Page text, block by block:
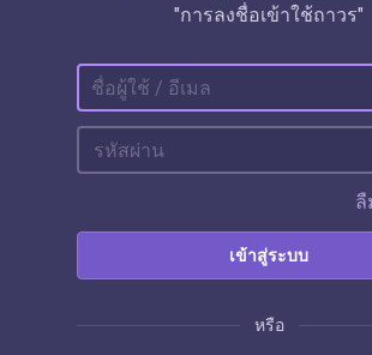
"การลงชื่อเข้าใช้ถาวร"
ลื
เข้าสู่ระบบ
หรือ